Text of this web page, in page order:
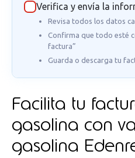
Verifica y envía la
Revisa todos los datos
Confirma que todo esté
factura”
Guarda o descarga tu
Facilita tu
gasolina con
gasolina